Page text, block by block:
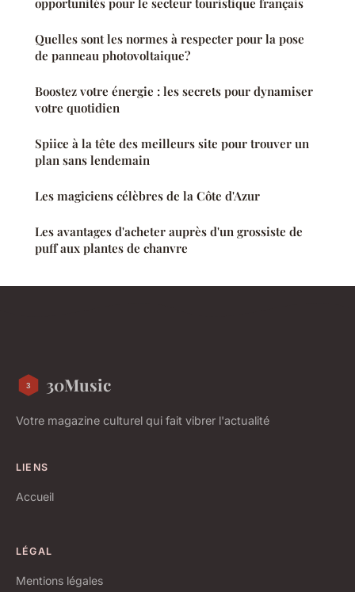
opportunités pour le secteur touristique français
Quelles sont les normes à respecter pour la pose
de panneau photovoltaique?
Boostez votre énergie : les secrets pour dynamiser
votre quotidien
Spiice à la tête des meilleurs site pour trouver un
plan sans lendemain
Les magiciens célèbres de la Côte d'Azur
Les avantages d'acheter auprès d'un grossiste de
puff aux plantes de chanvre
30Music
Votre magazine culturel qui fait vibrer l'actualité
LIENS
Accueil
LÉGAL
Mentions légales